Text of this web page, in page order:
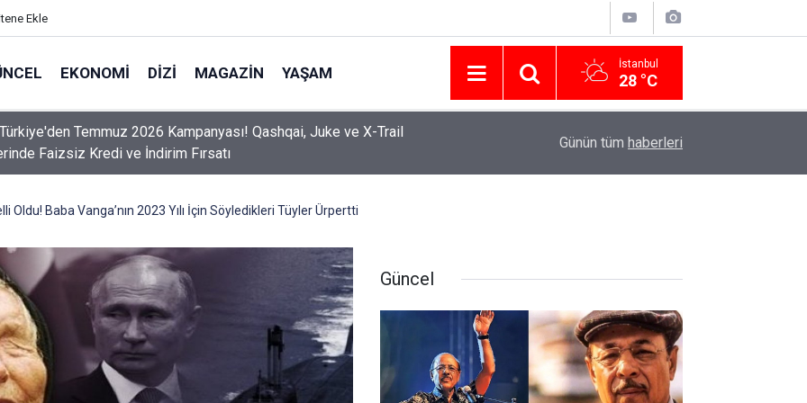
Ekle
EKONOMI DIZI MAGAZIN YAŞAM İstanbul
28 °C
Emeklilere Nefes Günü! Yeni Maaş İhtimalleri Neler ? ATM’ler Paranıza Neden El Koyar? Uzmanlar 3
Günün tüm haberleri
Oldu! Baba Vanga’nın 2023 Yılı İçin Söyledikleri Tüyler Ürpertti
Güncel